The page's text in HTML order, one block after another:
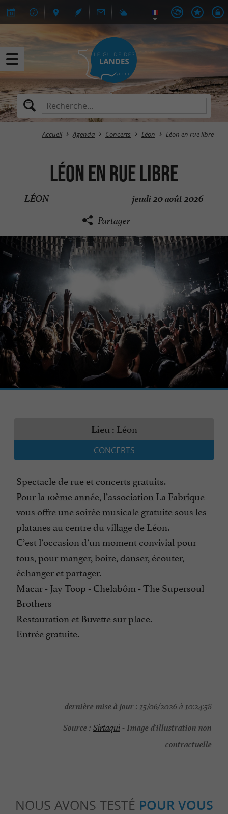
Accueil Agenda Concerts Léon Léon en rue libre
Léon en rue libre
LÉON jeudi 20 août 2026
Partager
Lieu : Léon
CONCERTS
Spectacle de rue et concerts gratuits.
Pour la 10ème année, l’association La Fabrique
vous offre une soirée musicale gratuite sous les
platanes au centre du village de Léon.
C’est l’occasion d’un moment convivial pour
tous, pour manger, boire, danser, écouter,
échanger et partager.
Macar - Jay Toop - Chelabôm - The Supersoul
Brothers
Restauration et Buvette sur place.
Entrée gratuite.
dernière mise à jour : 15/06/2026 à 10:24:58
Source : Sirtaqui-Image d'illustration non
contractuelle
NOUS AVONS TESTÉ POUR VOUS